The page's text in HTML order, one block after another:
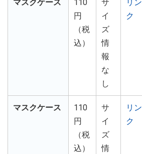
マスクケース
110
円
（税
込）
サ
イ
ズ
情
報
な
し
リン
ク
マスクケース
110
円
（税
込）
サ
イ
ズ
情
リン
ク